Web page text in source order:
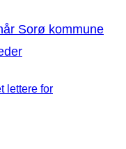
Sorø kommune
lettere for